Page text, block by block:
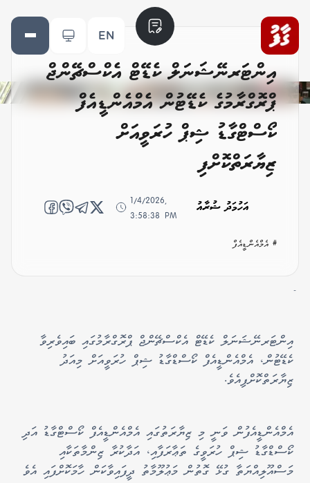
EN
އިންޓަރނޭޝަނަލް ކެޑޭޓް އެކްސްޗޭންޖް
ޕްރޮގްރާމުގެ ކެޑޭޓުން އެމްއެންޑީއެފް
ކޯސްޓްގާޑު ޝިޕް ހުރަވީއަށް
ޒިޔާރަތްކޮށްފި
އަހުމަދު ޝުރާއު
1/4/2026,
3:58:38 PM
# އެމްއެންޑީއެފް
-
އިންޓަރނޭޝަނަލް ކެޑޭޓް އެކްސްޗޭންޖް ޕްރޮގްރާމުގައި ބައިވެރިވާ
ކެޑޭޓުން، އެމްއެންޑީއެފް ކޯސްޑްގާޑު ޝިޕް ހުރަވީއަށް މިއަދު
ޒިޔާރަތްކޮށްފިއެވެ.
އެމްއެންޑީއެފުން ވަނީ މި ޒިޔާރަތުގައި އެމްއެންޑީއެފް ކޯސްޓްގާޑު އަދި
ކޯސްޑްގާޑު ޝިޕް ހުރަވީގެ ތަޢާރަފާއި، އަދާކުރާ ޒިންމާތަކާއި
މަސްއޫލިއްޔަތާ ގުޅޭ ގޮތުން މަޢުލޫމާތު ދީފައިވާކަން ހާމަކޮށްފައި އެވެ